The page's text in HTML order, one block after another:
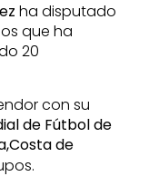
ha disputado
que ha
20
con su
de Fútbol de
de